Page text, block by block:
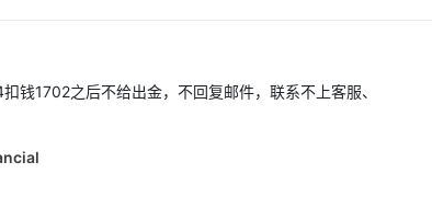
钱1702之后不给出金，不回复邮件，联系不上客服、